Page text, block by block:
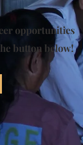
opportunities
button below!